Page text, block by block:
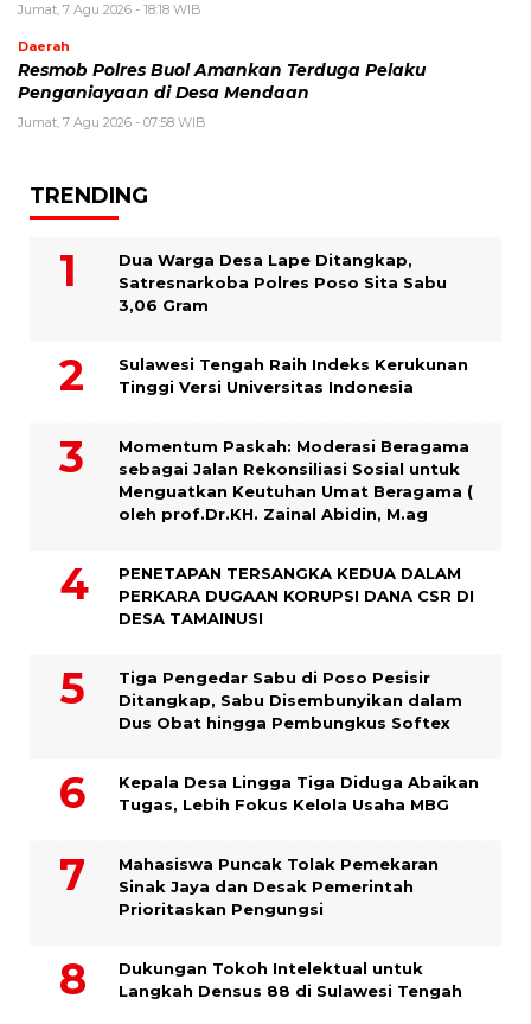
Jumat, 7 Agu 2026 - 18:18 WIB
Daerah
Resmob Polres Buol Amankan Terduga Pelaku
Penganiayaan di Desa Mendaan
Jumat, 7 Agu 2026 - 07:58 WIB
TRENDING
Dua Warga Desa Lape Ditangkap,
Satresnarkoba Polres Poso Sita Sabu
3,06 Gram
Sulawesi Tengah Raih Indeks Kerukunan
Tinggi Versi Universitas Indonesia
Momentum Paskah: Moderasi Beragama
sebagai Jalan Rekonsiliasi Sosial untuk
Menguatkan Keutuhan Umat Beragama (
oleh prof.Dr.KH. Zainal Abidin, M.ag
PENETAPAN TERSANGKA KEDUA DALAM
PERKARA DUGAAN KORUPSI DANA CSR DI
DESA TAMAINUSI
Tiga Pengedar Sabu di Poso Pesisir
Ditangkap, Sabu Disembunyikan dalam
Dus Obat hingga Pembungkus Softex
Kepala Desa Lingga Tiga Diduga Abaikan
Tugas, Lebih Fokus Kelola Usaha MBG
Mahasiswa Puncak Tolak Pemekaran
Sinak Jaya dan Desak Pemerintah
Prioritaskan Pengungsi
Dukungan Tokoh Intelektual untuk
Langkah Densus 88 di Sulawesi Tengah